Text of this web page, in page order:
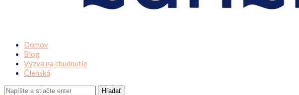
Domov
Blog
Výzva na chudnutie
Členská
Hľadať